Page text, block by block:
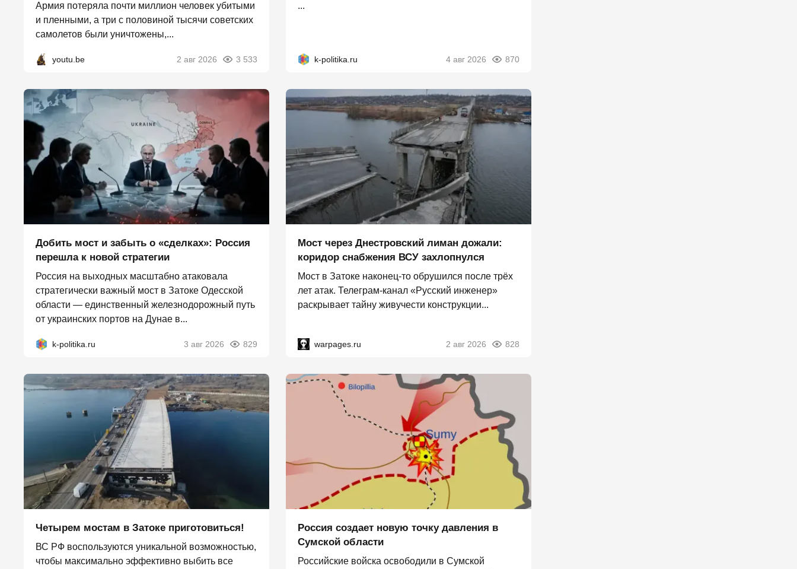
Армия потеряла почти миллион человек убитыми
и пленными, а три с половиной тысячи советских
самолетов были уничтожены,...
youtu.be 2 авг 2026 3 533
...
k-politika.ru 4 авг 2026 870
Добить мост и забыть о «сделках»: Россия
перешла к новой стратегии
Россия на выходных масштабно атаковала
стратегически важный мост в Затоке Одесской
области — единственный железнодорожный путь
от украинских портов на Дунае в...
k-politika.ru 3 авг 2026 829
Мост через Днестровский лиман дожали:
коридор снабжения ВСУ захлопнулся
Мост в Затоке наконец-то обрушился после трёх
лет атак. Телеграм-канал «Русский инженер»
раскрывает тайну живучести конструкции...
warpages.ru 2 авг 2026 828
Четырем мостам в Затоке приготовиться!
ВС РФ воспользуются уникальной возможностью,
чтобы максимально эффективно выбить все
Россия создает новую точку давления в
Сумской области
Российские войска освободили в Сумской